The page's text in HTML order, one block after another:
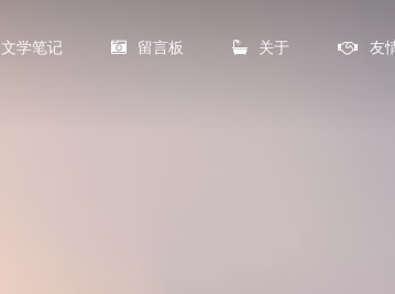
文学笔记 留言板 关于 友